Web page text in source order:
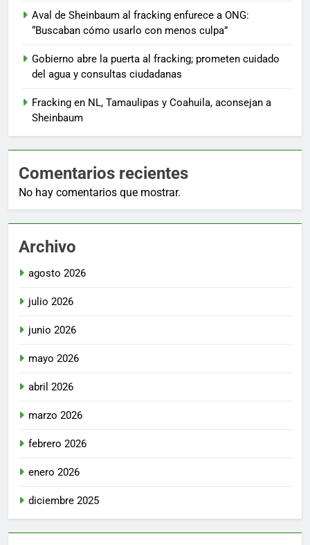
Aval de Sheinbaum al fracking enfurece a ONG:
“Buscaban cómo usarlo con menos culpa”
Gobierno abre la puerta al fracking; prometen cuidado
del agua y consultas ciudadanas
Fracking en NL, Tamaulipas y Coahuila, aconsejan a
Sheinbaum
Comentarios recientes
No hay comentarios que mostrar.
Archivo
agosto 2026
julio 2026
junio 2026
mayo 2026
abril 2026
marzo 2026
febrero 2026
enero 2026
diciembre 2025